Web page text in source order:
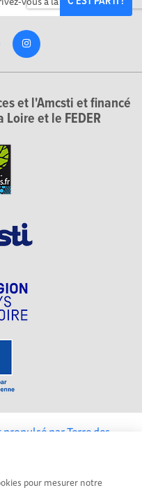
pour mesurer notre
et l'Amcsti et financé
et le FEDER
propulsé parTerre des